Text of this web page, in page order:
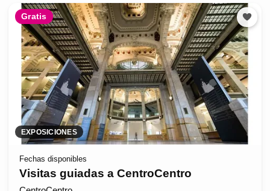
Gratis
EXPOSICIONES
Fechas disponibles
Visitas guiadas a CentroCentro